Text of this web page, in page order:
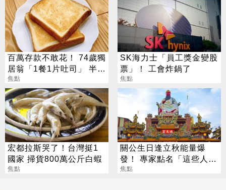
百萬存款不敢花！ 74歲獨
居翁「1餐1片吐司」 半年
暴瘦嚇壞女兒
焦點
SK海力士「員工獎金變股
票」！ 工會炸鍋了
焦點
宏都拉斯哭了！台灣挺1
國家 掃貨800萬公斤白蝦
焦點
關公生日逢立秋能量爆
發！ 專家點名「這些人」
別亂拜
焦點